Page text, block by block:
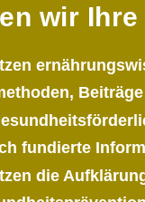
wir
fundierte
die